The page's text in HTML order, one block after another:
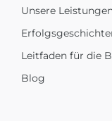
Unsere
Leitfaden für die
Blog